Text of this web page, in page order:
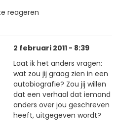
reageren
2 februari 2011 - 8:39
Laat ik het anders vragen:
wat zou jij graag zien in een
autobiografie? Zou jij willen
dat een verhaal dat iemand
anders over jou geschreven
heeft, uitgegeven wordt?